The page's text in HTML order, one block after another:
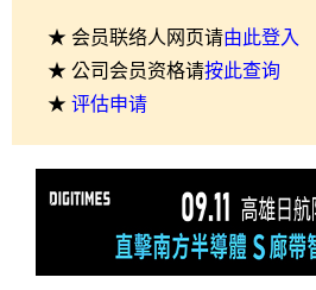
★ 会员联络人网页请由此登入
★ 公司会员资格请按此查询
★ 评估申请